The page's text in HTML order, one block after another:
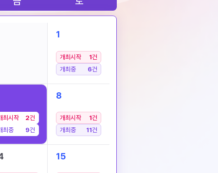
1
개최시작 1건
개최중
6건
최시작 2건
최중
9건
8
개최시작 1건
개최중
11건
15